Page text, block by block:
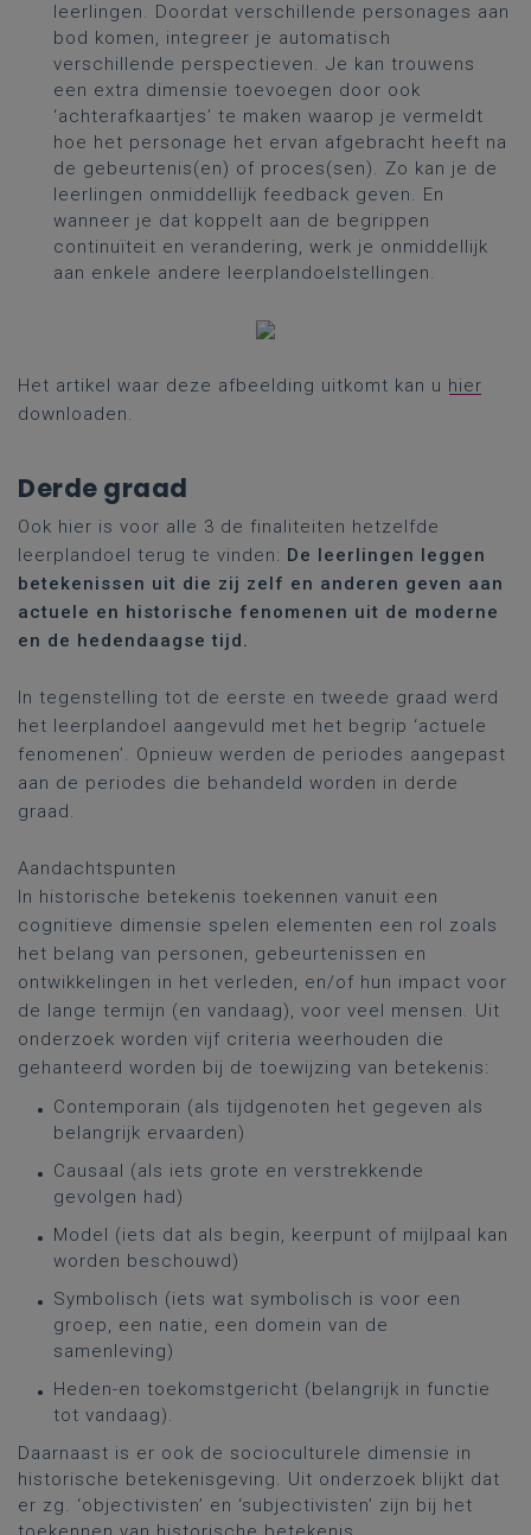
leerlingen. Doordat verschillende personages aan
bod komen, integreer je automatisch
verschillende perspectieven. Je kan trouwens
een extra dimensie toevoegen door ook
‘achterafkaartjes’ te maken waarop je vermeldt
hoe het personage het ervan afgebracht heeft na
de gebeurtenis(en) of proces(sen). Zo kan je de
leerlingen onmiddellijk feedback geven. En
wanneer je dat koppelt aan de begrippen
continuïteit en verandering, werk je onmiddellijk
aan enkele andere leerplandoelstellingen.​
Het artikel waar deze afbeelding uitkomt kan u hier
downloaden.
Derde graad
Ook hier is voor alle 3 de finaliteiten hetzelfde
leerplandoel terug te vinden: De leerlingen leggen
betekenissen uit die zij zelf en anderen geven aan
actuele en historische fenomenen uit de moderne
en de hedendaagse tijd.
In tegenstelling tot de eerste en tweede graad werd
het leerplandoel aangevuld met het begrip ‘actuele
fenomenen’. Opnieuw werden de periodes aangepast
aan de periodes die behandeld worden in derde
graad.
Aandachtspunten
In historische betekenis toekennen vanuit een
cognitieve dimensie spelen elementen een rol zoals
het belang van personen, gebeurtenissen en
ontwikkelingen in het verleden, en/of hun impact voor
de lange termijn (en vandaag), voor veel mensen. Uit
onderzoek worden vijf criteria weerhouden die
gehanteerd worden bij de toewijzing van betekenis:
Contemporain (als tijdgenoten het gegeven als
belangrijk ervaarden)
Causaal (als iets grote en verstrekkende
gevolgen had)
Model (iets dat als begin, keerpunt of mijlpaal kan
worden beschouwd)
Symbolisch (iets wat symbolisch is voor een
groep, een natie, een domein van de
samenleving)
Heden-en toekomstgericht (belangrijk in functie
tot vandaag).
Daarnaast is er ook de socioculturele dimensie in
historische betekenisgeving. Uit onderzoek blijkt dat
er zg. ‘objectivisten’ en ‘subjectivisten’ zijn bij het